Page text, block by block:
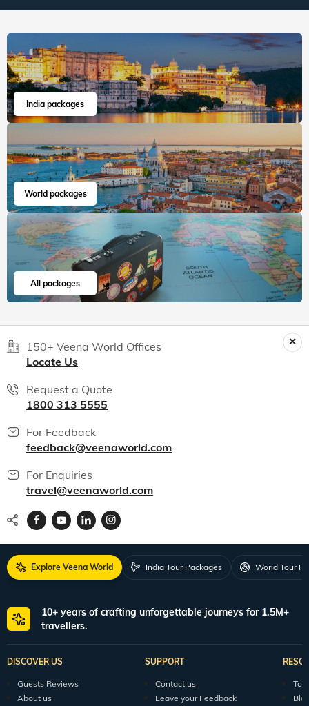
India packages
World packages
All packages
150+ Veena World Offices
Locate Us
Request a Quote
1800 313 5555
For Feedback
feedback@veenaworld.com
For Enquiries
travel@veenaworld.com
Explore Veena World India Tour Packages World Tour
10+ years of crafting unforgettable journeys for 1.5M+
travellers.
DISCOVER US
Guests Reviews
About us
SUPPORT
Contact us
Leave your Feedback